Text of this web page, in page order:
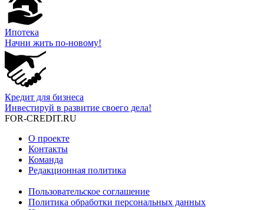
Ипотека
Начни жить по-новому!
Кредит для бизнеса
Инвестируй в развитие своего дела!
FOR-CREDIT.RU
О проекте
Контакты
Команда
Редакционная политика
Пользовательское соглашение
Политика обработки персональных данных